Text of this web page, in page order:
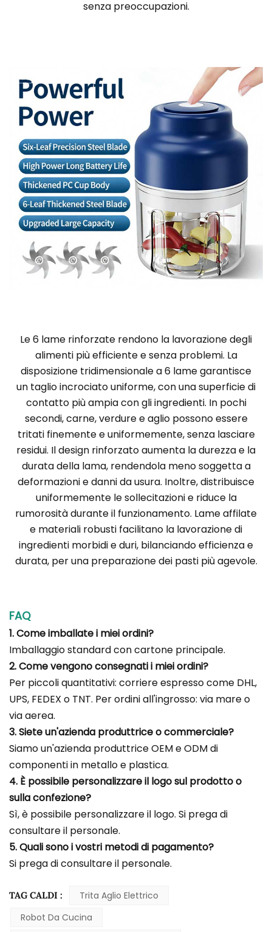
senza preoccupazioni.
Le 6 lame rinforzate rendono la lavorazione degli
alimenti più efficiente e senza problemi. La
disposizione tridimensionale a 6 lame garantisce
un taglio incrociato uniforme, con una superficie di
contatto più ampia con gli ingredienti. In pochi
secondi, carne, verdure e aglio possono essere
tritati finemente e uniformemente, senza lasciare
residui. Il design rinforzato aumenta la durezza e la
durata della lama, rendendola meno soggetta a
deformazioni e danni da usura. Inoltre, distribuisce
uniformemente le sollecitazioni e riduce la
rumorosità durante il funzionamento. Lame affilate
e materiali robusti facilitano la lavorazione di
ingredienti morbidi e duri, bilanciando efficienza e
durata, per una preparazione dei pasti più agevole.
FAQ
1. Come imballate i miei ordini?
Imballaggio standard con cartone principale.
2. Come vengono consegnati i miei ordini?
Per piccoli quantitativi: corriere espresso come DHL,
UPS, FEDEX o TNT. Per ordini all'ingrosso: via mare o
via aerea.
3. Siete un'azienda produttrice o commerciale?
Siamo un'azienda produttrice OEM e ODM di
componenti in metallo e plastica.
4. È possibile personalizzare il logo sul prodotto o
sulla confezione?
Sì, è possibile personalizzare il logo. Si prega di
consultare il personale.
5. Quali sono i vostri metodi di pagamento?
Si prega di consultare il personale.
TAG CALDI :
Trita Aglio Elettrico
Robot Da Cucina